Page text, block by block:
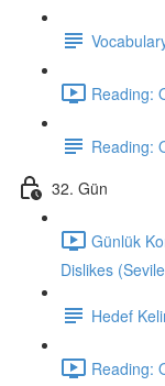
Reading:
Reading:
32. Gün
Günlük
Dislikes
Hedef
Reading: